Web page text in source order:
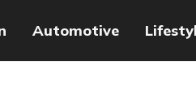
Automotive